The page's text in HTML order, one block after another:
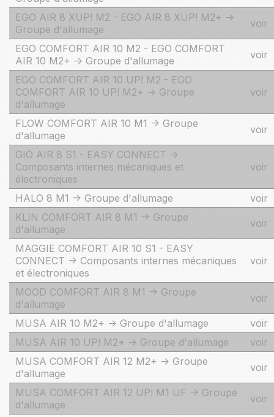
EGO AIR 8 XUP! M2 - EGO AIR 8 XUP! M2+ ->
Groupe d'allumage
voir
EGO COMFORT AIR 10 M2 - EGO COMFORT
AIR 10 M2+ -> Groupe d'allumage
voir
EGO COMFORT AIR 10 UP! M2 - EGO
COMFORT AIR 10 UP! M2+ -> Groupe
d'allumage
voir
FLOW COMFORT AIR 10 M1 -> Groupe
d'allumage
voir
GIÒ AIR 8 S1 - EASY CONNECT ->
Composants internes mécaniques et
électroniques
voir
HALO 8 M1 -> Groupe d'allumage
voir
KLIN COMFORT AIR 8 M1 -> Groupe
d'allumage
voir
MAGGIE COMFORT AIR 10 S1 - EASY
CONNECT -> Composants internes mécaniques
et électroniques
voir
MOOD COMFORT AIR 8 M1 -> Groupe
d'allumage
voir
MUSA AIR 10 M2+ -> Groupe d'allumage
voir
MUSA AIR 10 UP! M2+ -> Groupe d'allumage
voir
MUSA COMFORT AIR 12 M2+ -> Groupe
d'allumage
voir
MUSA COMFORT AIR 12 UP! M1 UF -> Groupe
d'allumage
voir